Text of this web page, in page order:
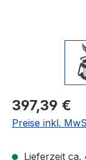
Regulärer Preis:
397,39 €
Preise inkl.
Lieferzeit ca.